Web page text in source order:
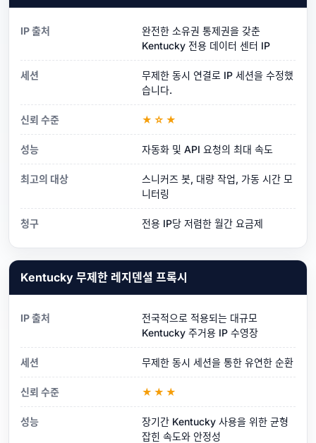
IP 출처
완전한 소유권 통제권을 갖춘
Kentucky 전용 데이터 센터 IP
세션
무제한 동시 연결로 IP 세션을 수정했
습니다.
신뢰 수준 ★☆★
성능 자동화 및 API 요청의 최대 속도
최고의 대상
스니커즈 봇, 대량 작업, 가동 시간 모
니터링
청구 전용 IP당 저렴한 월간 요금제
Kentucky 무제한 레지덴셜 프록시
IP 출처
전국적으로 적용되는 대규모
Kentucky 주거용 IP 수영장
세션 무제한 동시 세션을 통한 유연한 순환
신뢰 수준 ★★★
성능
장기간 Kentucky 사용을 위한 균형
잡힌 속도와 안정성